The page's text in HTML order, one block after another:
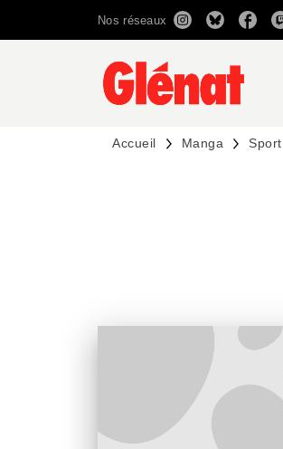
RECHERCHE
Nos réseaux
Accueil Manga Sport